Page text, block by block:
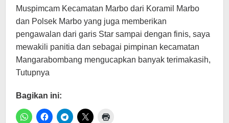
Muspimcam Kecamatan Marbo dari Koramil Marbo
dan Polsek Marbo yang juga memberikan
pengawalan dari garis Star sampai dengan finis, saya
mewakili panitia dan sebagai pimpinan kecamatan
Mangarabombang mengucapkan banyak terimakasih,
Tutupnya
Bagikan ini: